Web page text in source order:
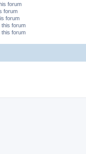
forum
forum
forum
this forum
this forum